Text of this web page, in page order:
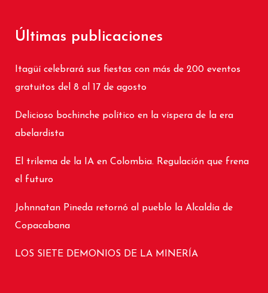
Últimas publicaciones
Itagüí celebrará sus fiestas con más de 200 eventos
gratuitos del 8 al 17 de agosto
Delicioso bochinche político en la víspera de la era
abelardista
El trilema de la IA en Colombia. Regulación que frena
el futuro
Johnnatan Pineda retornó al pueblo la Alcaldía de
Copacabana
LOS SIETE DEMONIOS DE LA MINERÍA